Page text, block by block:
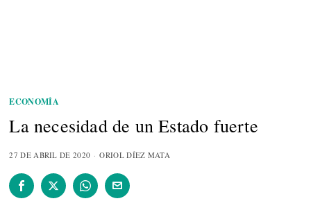
ECONOMÍA
La necesidad de un Estado fuerte
27 DE ABRIL DE 2020 ORIOL DÍEZ MATA